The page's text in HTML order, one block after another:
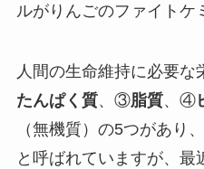
ルがりんごのファイトケ
人間の生命維持に必要
たんぱく質、③脂質、④
（無機質）の5つがあり
と呼ばれていますが、最